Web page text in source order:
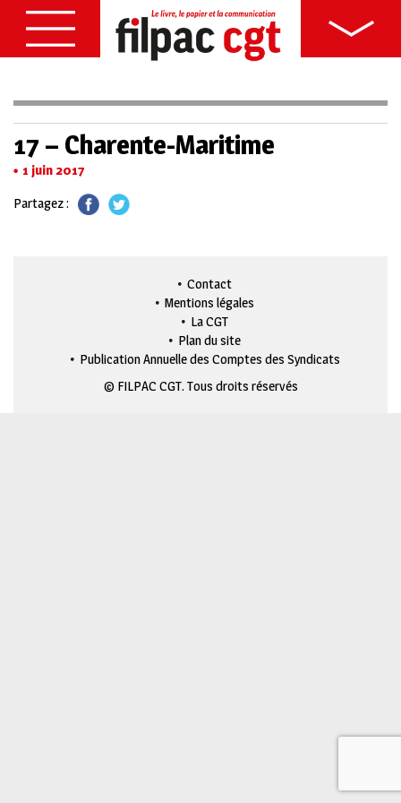
17 – Charente-Maritime
1 juin 2017
Partagez :
Contact
Mentions légales
La CGT
Plan du site
Publication Annuelle des Comptes des Syndicats
© FILPAC CGT. Tous droits réservés